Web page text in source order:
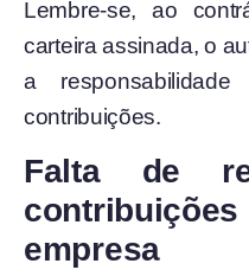
Lembre-se, ao
carteira assinada, o
a
contribuições.
Falta de
empresa